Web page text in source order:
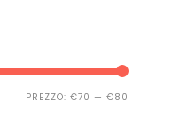
PREZZO: €70 — €80